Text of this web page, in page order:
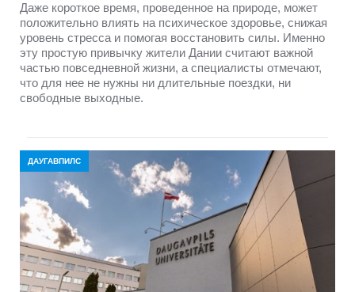
Даже короткое время, проведенное на природе, может
положительно влиять на психическое здоровье, снижая
уровень стресса и помогая восстановить силы. Именно
эту простую привычку жители Дании считают важной
частью повседневной жизни, а специалисты отмечают,
что для нее не нужны ни длительные поездки, ни
свободные выходные.
ДАУГАВПИЛС